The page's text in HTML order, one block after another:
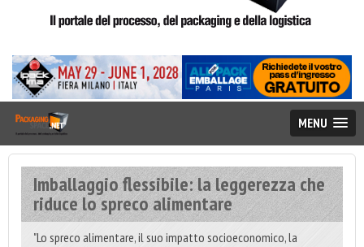
MENU
Imballaggio flessibile: la leggerezza che
riduce lo spreco alimentare
"Lo spreco alimentare, il suo impatto socioeconomico, la